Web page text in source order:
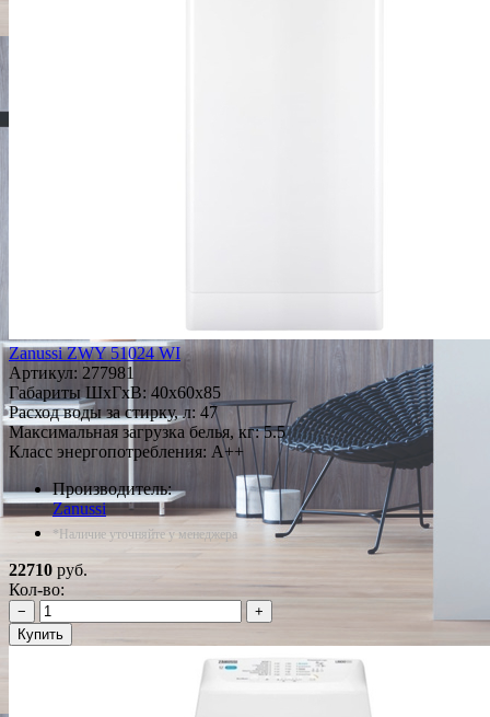
Zanussi ZWY 51024 WI
Артикул: 277981
Габариты ШxГxВ: 40x60x85
Расход воды за стирку, л: 47
Максимальная загрузка белья, кг: 5.5
Класс энергопотребления: A++
Производитель:
Zanussi
*Наличие уточняйте у менеджера
22710 руб.
Кол-во:
−
+
Купить